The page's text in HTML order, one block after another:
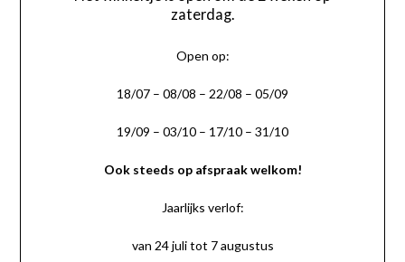
zaterdag.
Open op:
18/07 – 08/08 – 22/08 – 05/09
19/09 – 03/10 – 17/10 – 31/10
Ook steeds op afspraak welkom!
Jaarlijks verlof:
van 24 juli tot 7 augustus